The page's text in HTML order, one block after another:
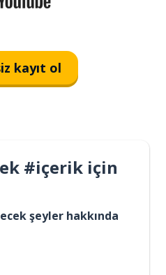
kayıt ol
#içerik için
şeyler hakkında